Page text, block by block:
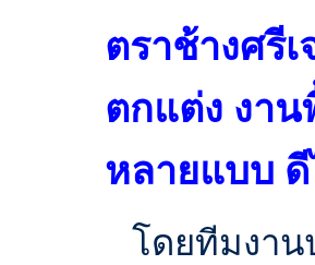
ตราช้างศรี
ตกแต่ง งา
หลายแบบ
โดยทีมงาน